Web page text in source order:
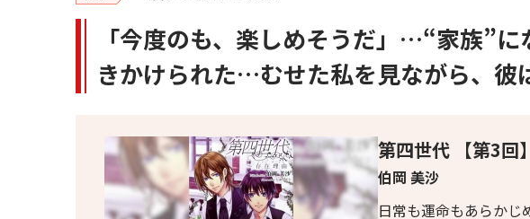
「今度のも、楽しめそうだ」…“家族”
きかけられた…むせた私を見ながら、
第四世代 【第3回】
伯岡 美沙
日常も運命もあらかじ